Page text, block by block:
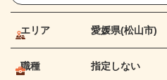
エリア 愛媛県(松山市)
職種 指定しない